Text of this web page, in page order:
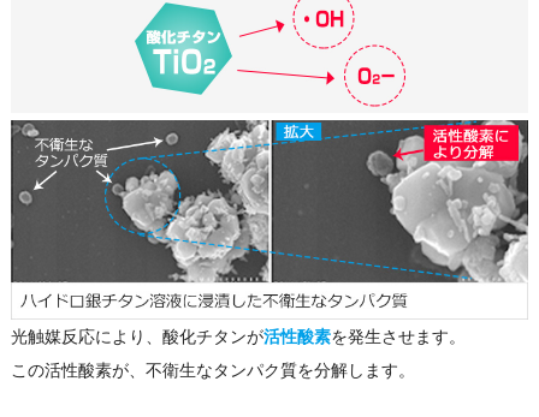
光触媒反応により、酸化チタンが活性酸素を発生させます。
この活性酸素が、不衛生なタンパク質を分解します。